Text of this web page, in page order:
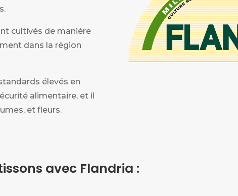
cultivés de manière
dans la région
élevés en
alimentaire, et il
et fleurs.
avec Flandria :